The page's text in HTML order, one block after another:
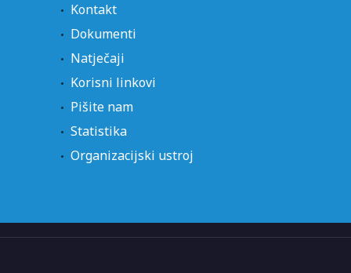
Kontakt
Dokumenti
Natječaji
Korisni linkovi
Pišite nam
Statistika
Organizacijski ustroj